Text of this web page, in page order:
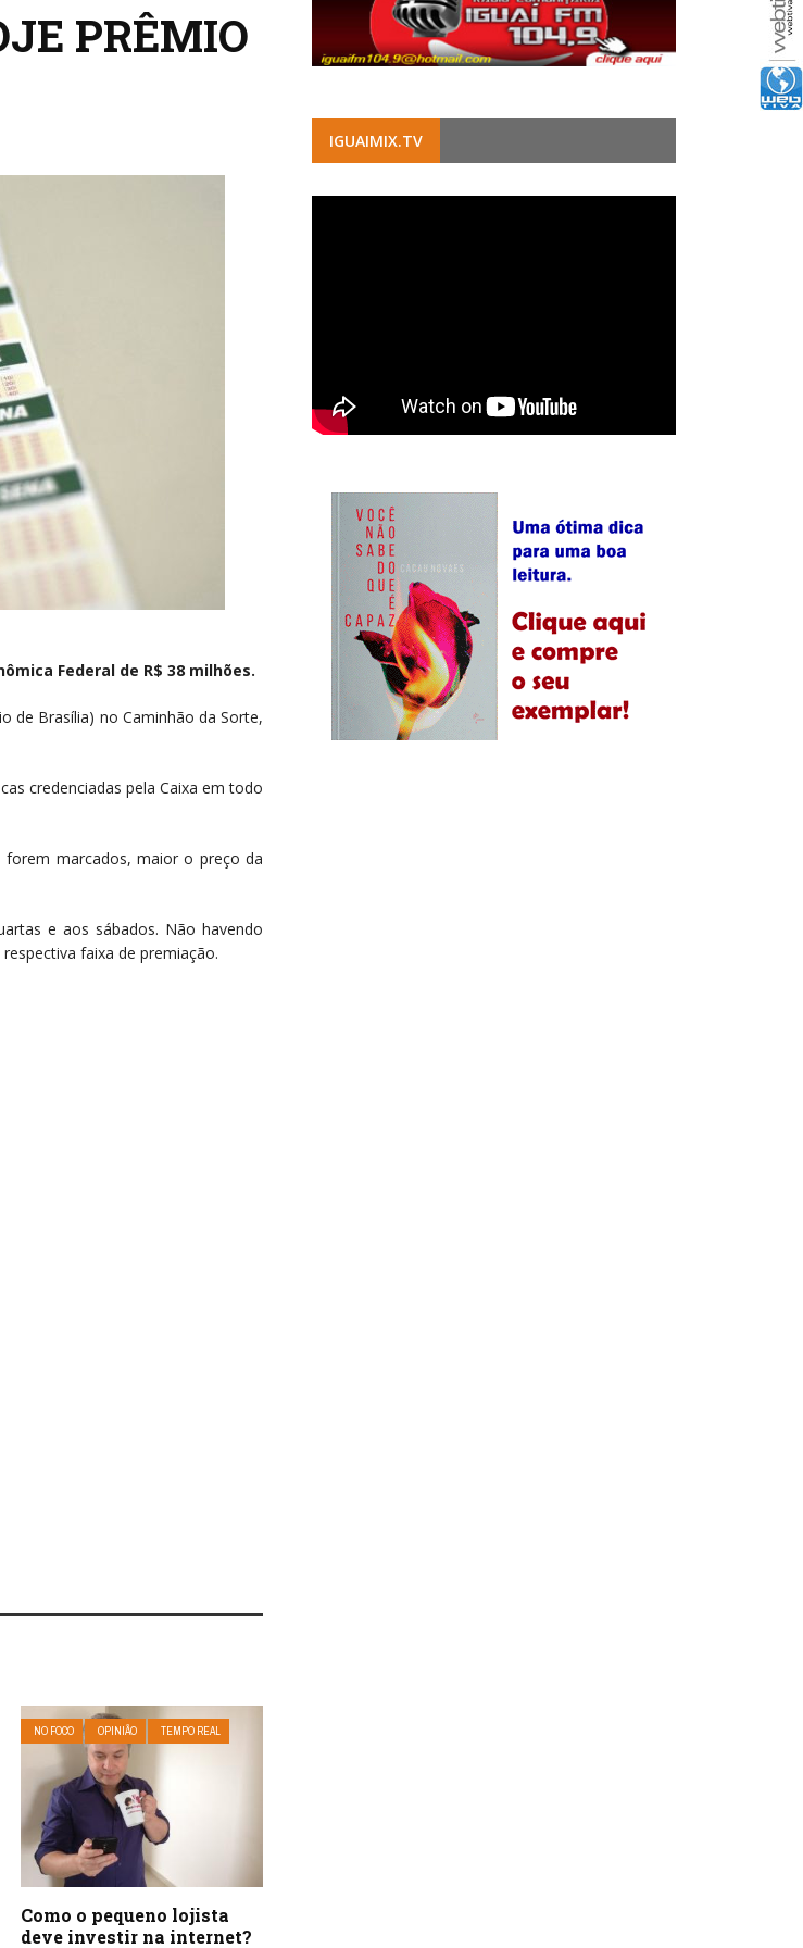
PRÊMIO
Federal de R$ 38 milhões.
de Brasília) no Caminhão da Sorte,
credenciadas pela Caixa em todo
forem marcados, maior o preço da
e aos sábados. Não havendo
faixa de premiação.
NO FOCO OPINIÃO TEMPO REAL
Como o pequeno lojista
deve investir na internet?
IGUAIMIX.TV